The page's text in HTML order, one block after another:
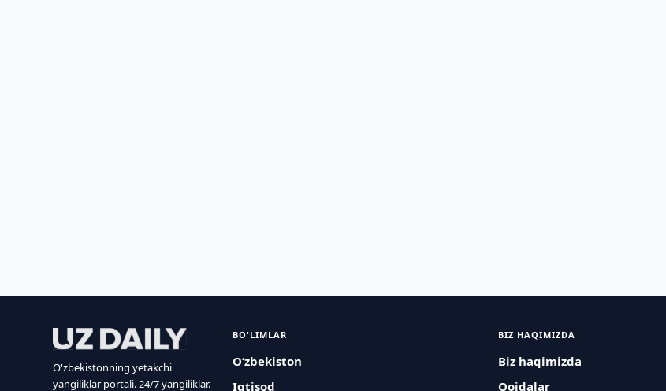
O'zbekistonning yetakchi
yangiliklar portali. 24/7 yangiliklar.
BO'LIMLAR
O‘zbekiston
Iqtisod
BIZ HAQIMIZDA
Biz haqimizda
Qoidalar